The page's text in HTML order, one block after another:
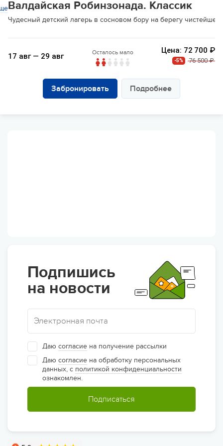
Валдайская Робинзонада. Классик
Чудесный детский лагерь в сосновом бору на берегу
17 авг — 29 авг Осталось мало Цена: 72 700 ₽
-5% 76 500 ₽
Забронировать Подробнее
Подпишись
на новости
Даю согласие на получение рассылки
Даю согласие на обработку персональных
данных, с политикой конфиденциальности
ознакомлен.
Подписаться